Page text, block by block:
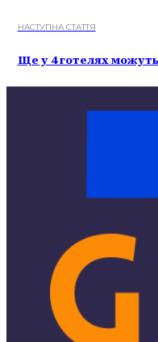
НАСТУПНА СТАТТЯ
Ще у 4 готелях можуть